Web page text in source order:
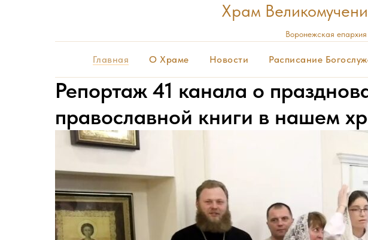
Храм
Воронежская
Главная О Храме Новости Расписание
Репортаж 41 канала о
православной книги в нашем